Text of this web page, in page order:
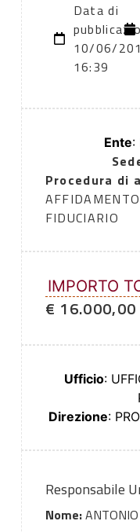
Data di
10/06/
16:39
Ente:
Procedura di
FIDUCIARIO
IMPORTO
€ 16.000,00
Ufficio:
Direzione:
Responsabile
Nome:ANTONIO